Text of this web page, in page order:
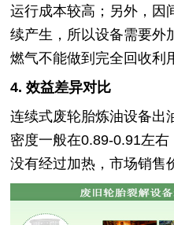
运行成本较高；另外，因
续产生，所以设备需要外
燃气不能做到完全回收利
4. 效益差异对比
连续式废轮胎炼油设备出
密度一般在0.89-0.91左右
没有经过加热，市场销售